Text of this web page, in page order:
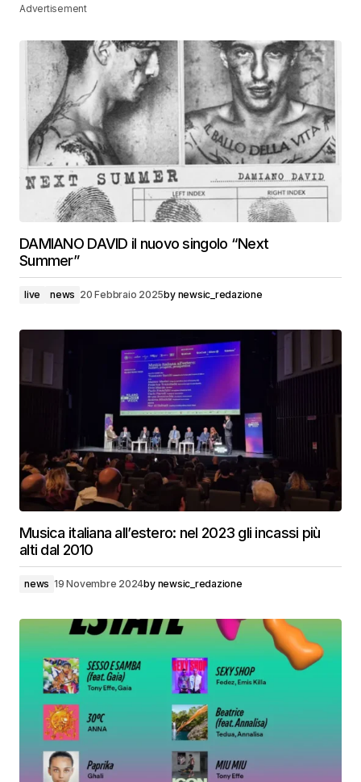
Advertisement
DAMIANO DAVID il nuovo singolo “Next
Summer”
live news 20 Febbraio 2025by newsic_redazione
Musica italiana all’estero: nel 2023 gli incassi più
alti dal 2010
news 19 Novembre 2024by newsic_redazione